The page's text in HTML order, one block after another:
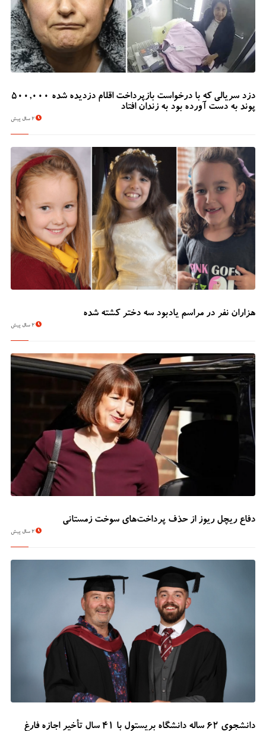
دزد سریالی که با درخواست بازپرداخت اقلام دزدیده شده 500,000
پوند به دست آورده بود به زندان افتاد
2 سال پیش
هزاران نفر در مراسم یادبود سه دختر کشته شده
2 سال پیش
دفاع ریچل ریوز از حذف پرداخت‌های سوخت زمستانی
2 سال پیش
دانشجوی 62 ساله دانشگاه بریستول با 41 سال تأخیر اجازه فارغ